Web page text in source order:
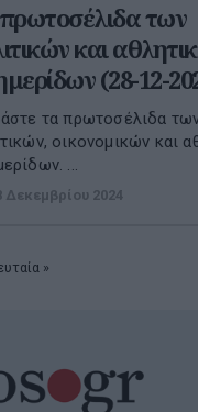
των
και
(28-12-
τα πρωτοσέλιδα
οικονομικών και
...
Δεκεμβρίου 2024
»